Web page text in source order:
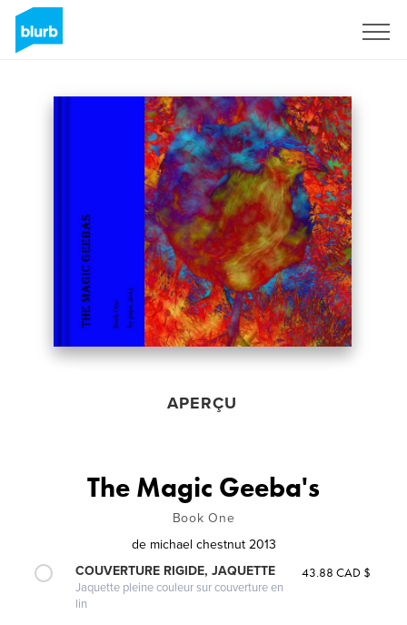
APERÇU
The Magic Geeba's
Book One
de michael chestnut 2013
COUVERTURE RIGIDE, JAQUETTE
Jaquette pleine couleur sur couverture en
lin
43.88 CAD $